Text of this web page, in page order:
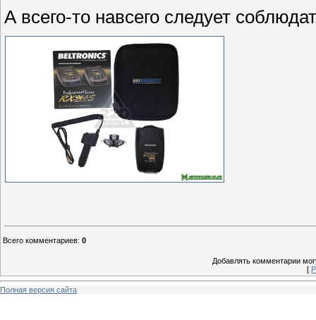
А всего-то навсего следует
Всего комментариев: 0
Добавлять комментарии
[
Полная версия сайта